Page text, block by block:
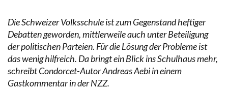
Die Schweizer Volksschule ist zum Gegenstand heftiger
Debatten geworden, mittlerweile auch unter Beteiligung
der politischen Parteien. Für die Lösung der Probleme ist
das wenig hilfreich. Da bringt ein Blick ins Schulhaus mehr,
schreibt Condorcet-Autor Andreas Aebi in einem
Gastkommentar in der NZZ.